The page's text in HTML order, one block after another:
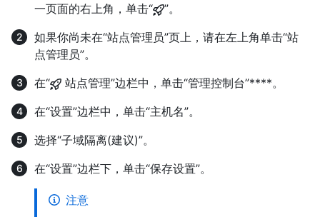
一页面的右上角，单击“
”。
如果你尚未在“站点管理员”页上，请在左上角单击“站
点管理员”。
在“
站点管理”边栏中，单击“管理控制台”****。
在“设置”边栏中，单击“主机名”。
选择“子域隔离(建议)”。
在“设置”边栏下，单击“保存设置”。
注意